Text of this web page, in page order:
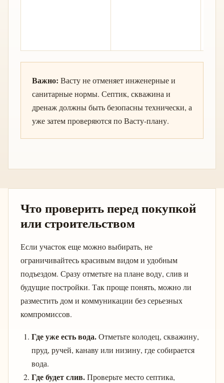
Важно: Васту не отменяет инженерные и
санитарные нормы. Септик, скважина и
дренаж должны быть безопасны технически, а
уже затем проверяются по Васту-плану.
Что проверить перед покупкой
или строительством
Если участок еще можно выбирать, не
ограничивайтесь красивым видом и удобным
подъездом. Сразу отметьте на плане воду, слив и
будущие постройки. Так проще понять, можно ли
разместить дом и коммуникации без серьезных
компромиссов.
Где уже есть вода.Отметьте колодец, скважину,
пруд, ручей, канаву или низину, где собирается
вода.
Где будет слив.Проверьте место септика,